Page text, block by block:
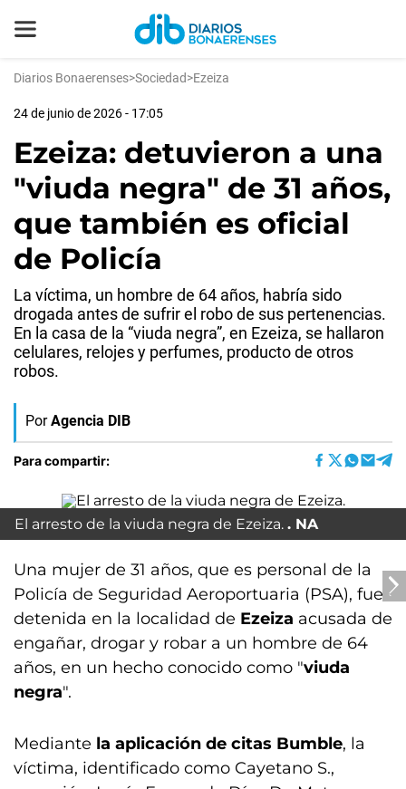
Diarios Bonaerenses>Sociedad>Ezeiza
24 de junio de 2026 - 17:05
Ezeiza: detuvieron a una
"viuda negra" de 31 años,
que también es oficial
de Policía
La víctima, un hombre de 64 años, habría sido
drogada antes de sufrir el robo de sus pertenencias.
En la casa de la “viuda negra”, en Ezeiza, se hallaron
celulares, relojes y perfumes, producto de otros
robos.
Por Agencia DIB
Para compartir:
El arresto de la viuda negra de Ezeiza. NA
Una mujer de 31 años, que es personal de la
Policía de Seguridad Aeroportuaria (PSA), fue
detenida en la localidad de Ezeiza acusada de
engañar, drogar y robar a un hombre de 64
años, en un hecho conocido como "viuda
negra".
Mediante la aplicación de citas Bumble, la
víctima, identificado como Cayetano S.,